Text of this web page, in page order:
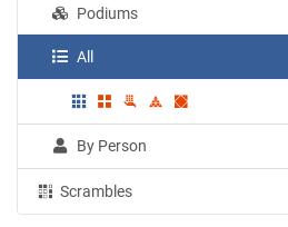
Podiums
All
By Person
Scrambles